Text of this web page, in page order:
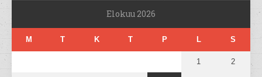
Elokuu 2026
M T K T P L S
1 2